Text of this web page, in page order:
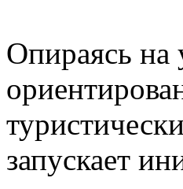
Опираясь
запускает